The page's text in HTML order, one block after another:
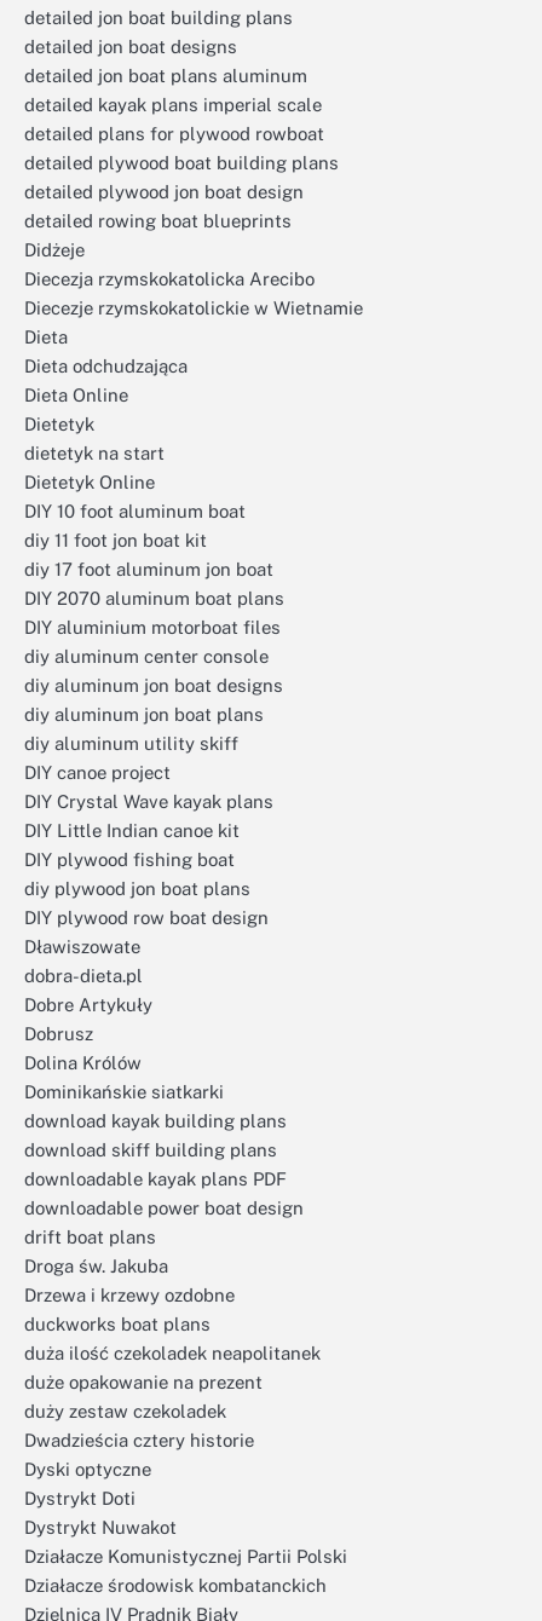
detailed jon boat building plans
detailed jon boat designs
detailed jon boat plans aluminum
detailed kayak plans imperial scale
detailed plans for plywood rowboat
detailed plywood boat building plans
detailed plywood jon boat design
detailed rowing boat blueprints
Didżeje
Diecezja rzymskokatolicka Arecibo
Diecezje rzymskokatolickie w Wietnamie
Dieta
Dieta odchudzająca
Dieta Online
Dietetyk
dietetyk na start
Dietetyk Online
DIY 10 foot aluminum boat
diy 11 foot jon boat kit
diy 17 foot aluminum jon boat
DIY 2070 aluminum boat plans
DIY aluminium motorboat files
diy aluminum center console
diy aluminum jon boat designs
diy aluminum jon boat plans
diy aluminum utility skiff
DIY canoe project
DIY Crystal Wave kayak plans
DIY Little Indian canoe kit
DIY plywood fishing boat
diy plywood jon boat plans
DIY plywood row boat design
Dławiszowate
dobra-dieta.pl
Dobre Artykuły
Dobrusz
Dolina Królów
Dominikańskie siatkarki
download kayak building plans
download skiff building plans
downloadable kayak plans PDF
downloadable power boat design
drift boat plans
Droga św. Jakuba
Drzewa i krzewy ozdobne
duckworks boat plans
duża ilość czekoladek neapolitanek
duże opakowanie na prezent
duży zestaw czekoladek
Dwadzieścia cztery historie
Dyski optyczne
Dystrykt Doti
Dystrykt Nuwakot
Działacze Komunistycznej Partii Polski
Działacze środowisk kombatanckich
Dzielnica IV Prądnik Biały